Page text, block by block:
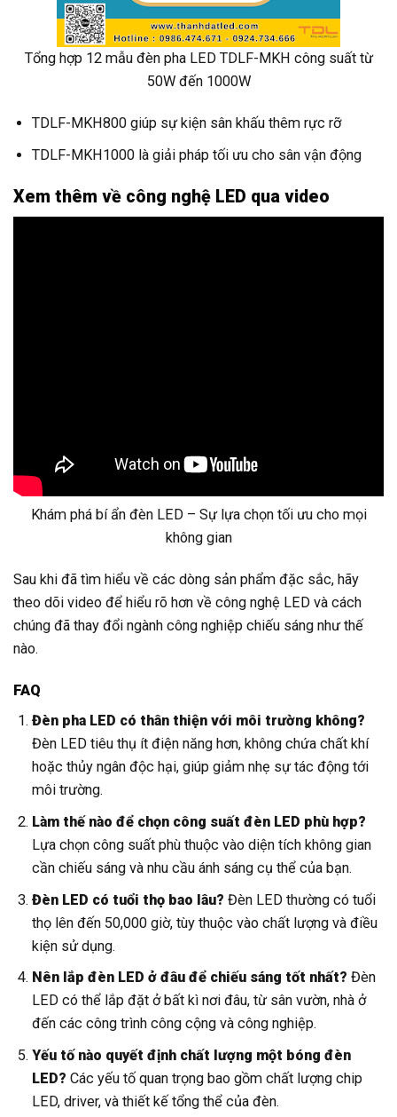
Tổng hợp 12 mẫu đèn pha LED TDLF-MKH công suất từ
50W đến 1000W
TDLF-MKH800 giúp sự kiện sân khấu thêm rực rỡ
TDLF-MKH1000 là giải pháp tối ưu cho sân vận động
Xem thêm về công nghệ LED qua video
Khám phá bí ẩn đèn LED – Sự lựa chọn tối ưu cho mọi
không gian
Sau khi đã tìm hiểu về các dòng sản phẩm đặc sắc, hãy
theo dõi video để hiểu rõ hơn về công nghệ LED và cách
chúng đã thay đổi ngành công nghiệp chiếu sáng như thế
nào.
FAQ
Đèn pha LED có thân thiện với môi trường không?
Đèn LED tiêu thụ ít điện năng hơn, không chứa chất khí
hoặc thủy ngân độc hại, giúp giảm nhẹ sự tác động tới
môi trường.
Làm thế nào để chọn công suất đèn LED phù hợp?
Lựa chọn công suất phù thuộc vào diện tích không gian
cần chiếu sáng và nhu cầu ánh sáng cụ thể của bạn.
Đèn LED có tuổi thọ bao lâu? Đèn LED thường có tuổi
thọ lên đến 50,000 giờ, tùy thuộc vào chất lượng và điều
kiện sử dụng.
Nên lắp đèn LED ở đâu để chiếu sáng tốt nhất? Đèn
LED có thể lắp đặt ở bất kì nơi đâu, từ sân vườn, nhà ở
đến các công trình công cộng và công nghiệp.
Yếu tố nào quyết định chất lượng một bóng đèn
LED? Các yếu tố quan trọng bao gồm chất lượng chip
LED, driver, và thiết kế tổng thể của đèn.